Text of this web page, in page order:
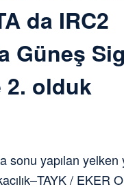
da IRC2
Güneş
2. olduk
sonu yapılan yelken
/ EKER